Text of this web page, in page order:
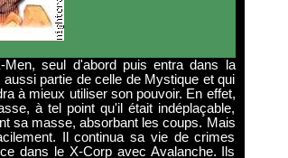
seul d'abord puis entra dans la
partie de celle de Mystique et qui
à mieux utiliser son pouvoir. En effet,
à tel point qu'il était indéplaçable,
sa masse, absorbant les coups. Mais
Il continua sa vie de crimes
dans le X-Corp avec Avalanche. Ils